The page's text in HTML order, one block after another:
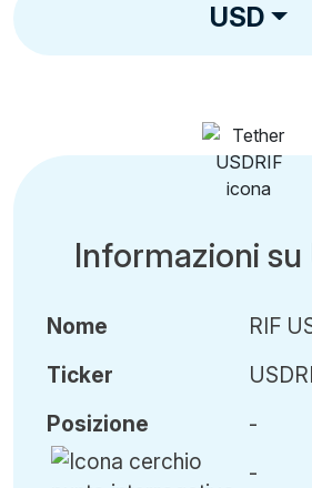
USD
Informazioni su
Nome
Ticker
Posizione
RIF
-
-